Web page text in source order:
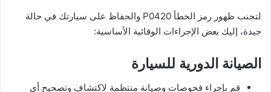
لتجنب ظهور رمز الخطأ P0420 والحفاظ على سيارتك في حالة
جيدة، إليك بعض الإجراءات الوقائية الأساسية:
الصيانة الدورية للسيارة
قم بإجراء فحوصات وصيانة منتظمة لاكتشاف وتصحيح أي